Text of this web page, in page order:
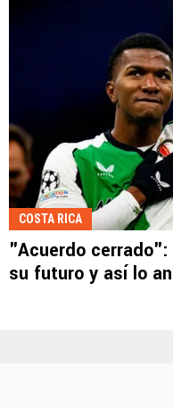
COSTA RICA
"Acuerdo
su futuro y así lo